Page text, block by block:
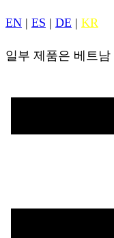
EN | ES | DE | KR
일부 제품은 베트